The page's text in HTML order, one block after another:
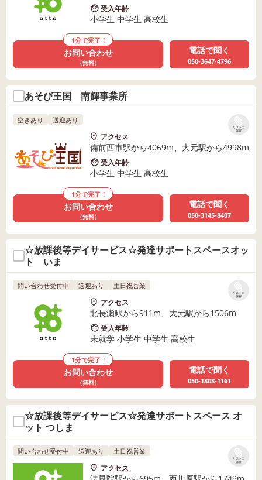
受入年齢
小学生 中学生 高校生
1分で完了！
お問い合わせ
（無料）
電話で聞く
050-3647-4796
あそび王国 南輝事業所
リストに
保存
空きあり 送迎あり
アクセス
備前西市駅から4069m、大元駅から4998m
受入年齢
小学生 中学生 高校生
1分で完了！
お問い合わせ
（無料）
電話で聞く
050-3145-8407
☆放課後等デイサービス☆発達サポートスペースオッ
ト いま
リストに
保存
問い合わせ受付中 送迎あり 土日祝営業
アクセス
北長瀬駅から911m、大元駅から1506m
受入年齢
未就学 小学生 中学生 高校生
1分で完了！
お問い合わせ
（無料）
電話で聞く
050-1808-1161
☆放課後等デイサービス☆発達サポートスペース オ
ット つしま
リストに
保存
問い合わせ受付中 送迎あり 土日祝営業
アクセス